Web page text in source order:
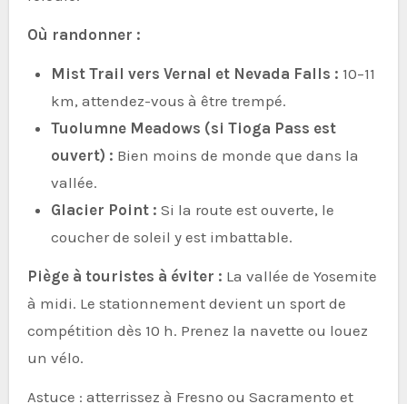
Où randonner :
Mist Trail vers Vernal et Nevada Falls : 10–11
km, attendez-vous à être trempé.
Tuolumne Meadows (si Tioga Pass est
ouvert) : Bien moins de monde que dans la
vallée.
Glacier Point : Si la route est ouverte, le
coucher de soleil y est imbattable.
Piège à touristes à éviter : La vallée de Yosemite
à midi. Le stationnement devient un sport de
compétition dès 10 h. Prenez la navette ou louez
un vélo.
Astuce : atterrissez à Fresno ou Sacramento et